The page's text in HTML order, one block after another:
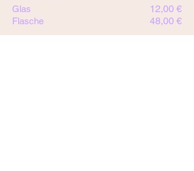
Glas 12,00 €
Flasche 48,00 €